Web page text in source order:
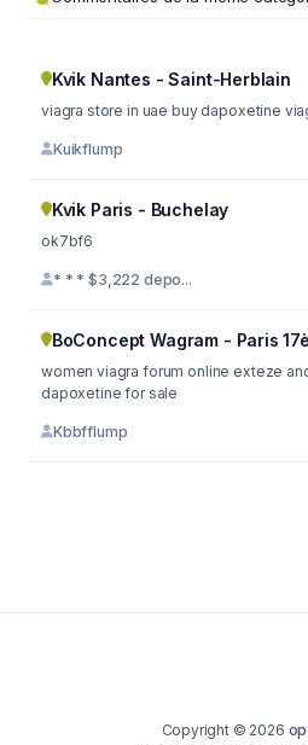
Kvik Nantes - Saint-Herblain
viagra store in uae buy dapoxetine
Kuikflump
Kvik Paris - Buchelay
ok7bf6
* * * $3,222 depo...
BoConcept Wagram - Paris
women viagra forum online exteze and viagra
dapoxetine for sale
Kbbfflump
Copyright © 2026